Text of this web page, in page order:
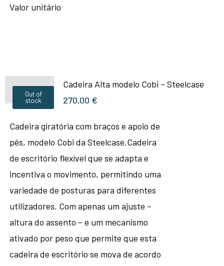
Valor unitário
Out of
stock
Cadeira Alta modelo Cobi – Steelcase
270,00 €
Cadeira giratória com braços e apoio de
pés, modelo Cobi da Steelcase.Cadeira
de escritório flexível que se adapta e
incentiva o movimento, permitindo uma
variedade de posturas para diferentes
utilizadores. Com apenas um ajuste –
altura do assento – e um mecanismo
ativado por peso que permite que esta
cadeira de escritório se mova de acordo